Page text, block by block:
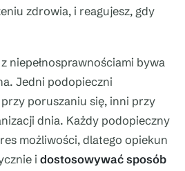
zdrowia, i reagujesz, gdy
niepełnosprawnościami bywa
Jedni podopieczni
poruszaniu się, inni przy
dnia. Każdy podopieczny
możliwości, dlatego opiekun
i dostosowywać sposób